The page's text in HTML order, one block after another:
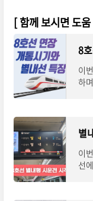
[ 함께 보시면 도
이
하
이
선